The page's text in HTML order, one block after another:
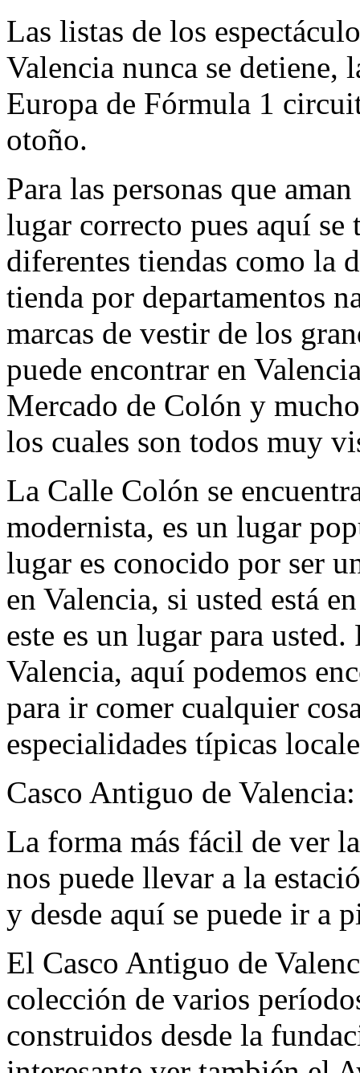
Las listas de los
Valencia nunca se detiene,
Europa de Fórmula 1
otoño.
Para las personas que
lugar correcto pues aquí se
diferentes tiendas como la
tienda por departamentos
marcas de vestir de los
puede encontrar en
Mercado de Colón y
los cuales son todos muy
La Calle Colón se
modernista, es un lugar
lugar es conocido por ser
en Valencia, si usted está
este es un lugar para
Valencia, aquí podemos
para ir comer cualquier
especialidades típicas
Casco Antiguo de Valencia:
La forma más fácil de ver
nos puede llevar a la
y desde aquí se puede ir a
El Casco Antiguo de
colección de varios
construidos desde la